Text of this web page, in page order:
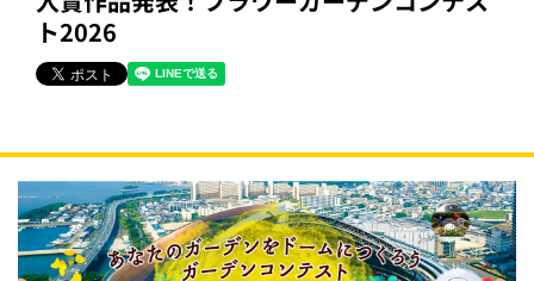
ト2026